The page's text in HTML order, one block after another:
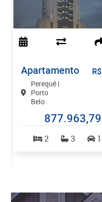
Apartamento
Perequê |
Porto
Belo
R$
877.963,79
2 3 1